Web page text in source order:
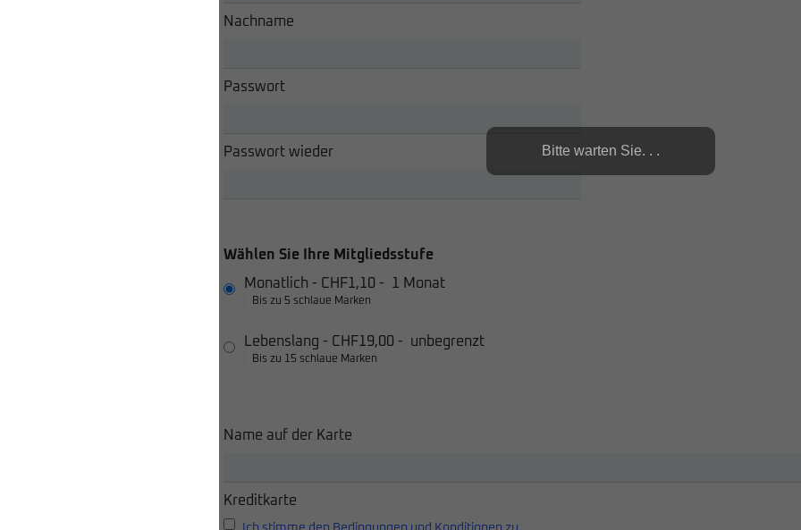
Nachname
Passwort
Passwort wieder
Wählen Sie Ihre Mitgliedsstufe
Monatlich - CHF1,10 - 1 Monat
Bis zu 5 schlaue Marken
Lebenslang - CHF19,00 - unbegrenzt
Bis zu 15 schlaue Marken
Name auf der Karte
Kreditkarte
Bitte warten Sie. . .